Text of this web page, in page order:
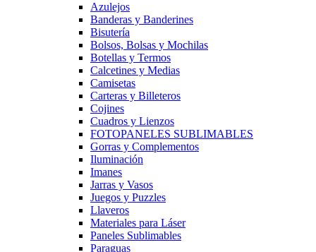
Azulejos
Banderas y Banderines
Bisutería
Bolsos, Bolsas y Mochilas
Botellas y Termos
Calcetines y Medias
Camisetas
Carteras y Billeteros
Cojines
Cuadros y Lienzos
FOTOPANELES SUBLIMABLES
Gorras y Complementos
Iluminación
Imanes
Jarras y Vasos
Juegos y Puzzles
Llaveros
Materiales para Láser
Paneles Sublimables
Paraguas